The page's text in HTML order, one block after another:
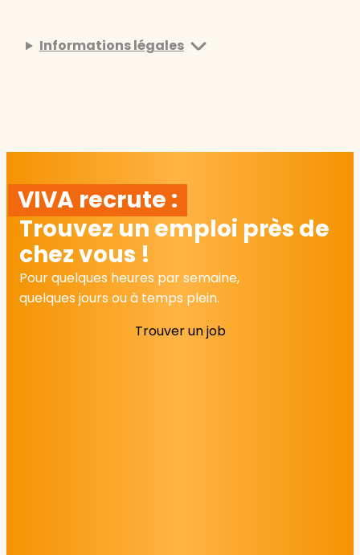
Informations légales
VIVA recrute :
Trouvez un emploi près de
chez vous !
Pour quelques heures par semaine,
quelques jours ou à temps plein.
Trouver un job